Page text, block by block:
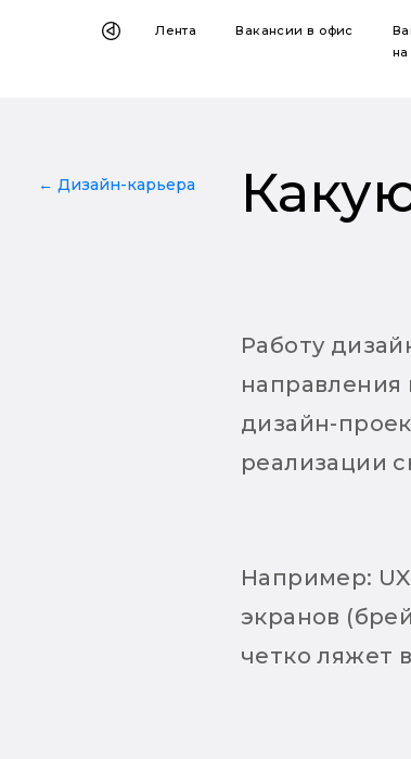
Лента Вакансиив офис
← Дизайн-карьера
Работу
направления
дизайн-
реализации
Например:
экранов
четко ляжет